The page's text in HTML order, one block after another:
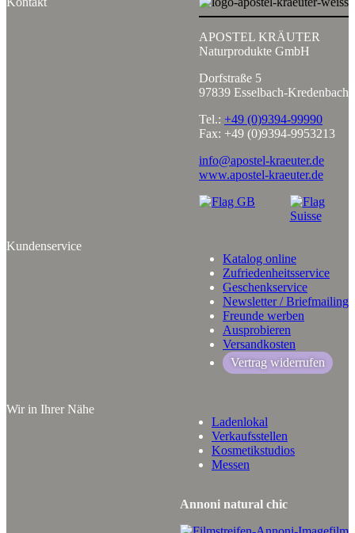
APOSTEL KRÄUTER
Naturprodukte GmbH
Dorfstraße 5
97839 Esselbach-Kredenbach
Tel.: +49 (0)9394-99990
Fax: +49 (0)9394-9953213
info@apostel-kraeuter.de
www.apostel-kraeuter.de
Kundenservice
Katalog online
Zufriedenheitsservice
Geschenkservice
Newsletter / Briefmailing
Freunde werben
Ausprobieren
Versandkosten
Vertrag widerrufen
Wir in Ihrer Nähe
Ladenlokal
Verkaufsstellen
Kosmetikstudios
Messen
Annoni natural chic